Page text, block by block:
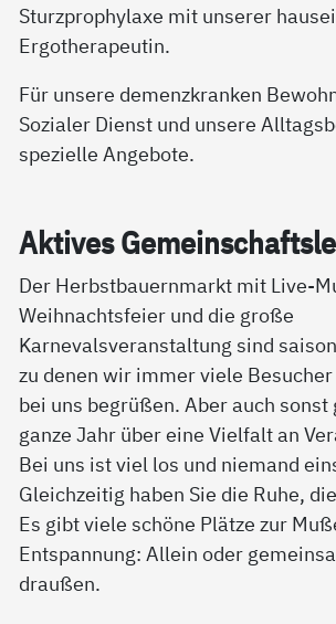
Sturzprophylaxe mit unserer
Ergotherapeutin.
Für unsere demenzkranken
Sozialer Dienst und unsere
spezielle Angebote.
Ak­ti­ves
Der Herbstbauernmarkt mit Live-
Weihnachtsfeier und die große
Karnevalsveranstaltung sind
zu denen wir immer viele
bei uns begrüßen. Aber auch sonst
ganze Jahr über eine Vielfalt an
Bei uns ist viel los und niemand
Gleichzeitig haben Sie die Ruhe,
Es gibt viele schöne Plätze zur
Entspannung: Allein oder
draußen.